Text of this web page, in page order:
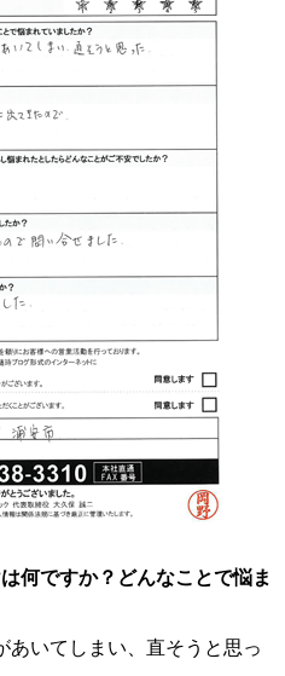
何ですか？どんなことで悩ま
あいてしまい、直そうと思っ